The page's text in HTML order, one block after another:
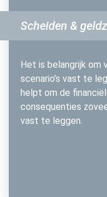
Scheiden &
Het is belangrijk om
scenario’s vast te
helpt om de
consequenties
vast te leggen.